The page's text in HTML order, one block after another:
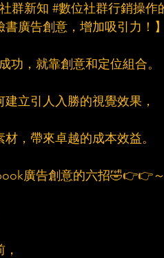
群新知 #數位社群行銷操作
書廣告創意，增加吸引力！】
功，就靠創意和定位組合。
立引人入勝的視覺效果，
，帶來卓越的成本效益。
廣告創意的六招🤣👉👉～